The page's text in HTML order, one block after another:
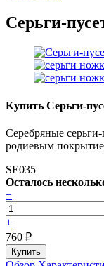
Серьги-
Купить Серьги-
Серебряные
родиевым
SE035
Осталось
−
+
760 ₽